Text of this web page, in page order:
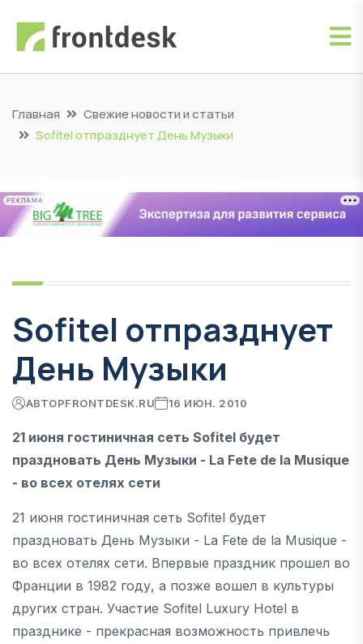
Главная
Свежие новости и статьи
Sofitel отпразднует День Музыки
РЕКЛАМА
Sofitel отпразднует
День Музыки
АВТОРFRONTDESK.RU 16 ИЮН. 2010
21 июня гостиничная сеть Sofitel будет
праздновать День Музыки - La Fete de la Musique
- во всех отелях сети
21 июня гостиничная сеть Sofitel будет
праздновать День Музыки - La Fete de la Musique -
во всех отелях сети. Впервые праздник прошел во
Франции в 1982 году, а позже вошел в культуры
других стран. Участие Sofitel Luxury Hotel в
празднике - прекрасная возможность привлечь